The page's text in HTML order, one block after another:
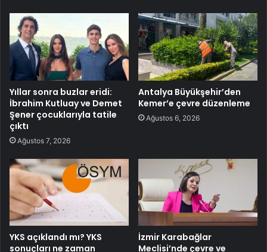
Yıllar sonra buzlar eridi:
İbrahim Kutluay ve Demet
Şener çocuklarıyla tatile
çıktı
Ağustos 7, 2026
Antalya Büyükşehir’den
Kemer’e çevre düzenleme
Ağustos 6, 2026
YKS açıklandı mı? YKS
sonuçları ne zaman
İzmir Karabağlar
Meclisi’nde çevre ve